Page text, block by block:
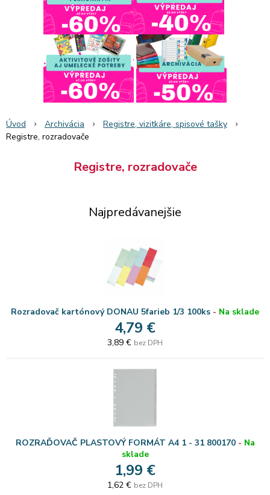
Úvod Archivácia
Registre, vizitkáre, spisové tašky
Registre, rozradovače
Registre, rozradovače
Najpredávanejšie
Rozradovač kartónový DONAU 5farieb 1/3 100ks - Na sklade
4,79 €
3,89 € bez DPH
ROZRAĎOVAČ PLASTOVÝ FORMÁT A4 1 - 31 800170- Na
sklade
1,99 €
1,62 € bez DPH